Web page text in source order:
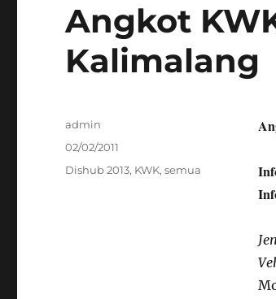
Angkot
Kalimalang
Author
admin
Posted
on
02/02/2011
Categories
Dishub 2013, KWK,semua